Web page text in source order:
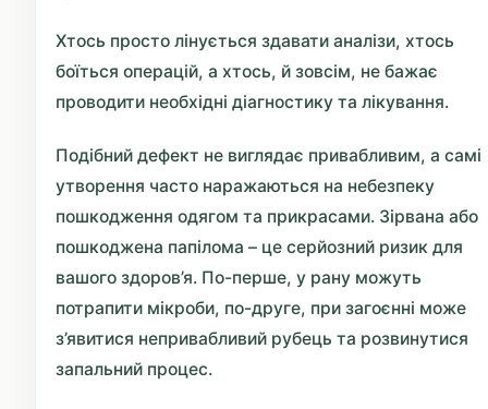
Хтось просто лінується здавати аналізи, хтось
боїться операцій, а хтось, й зовсім, не бажає
проводити необхідні діагностику та лікування.
Подібний дефект не виглядає привабливим, а самі
утворення часто наражаються на небезпеку
пошкодження одягом та прикрасами. Зірвана або
пошкоджена папілома – це серйозний ризик для
вашого здоров’я. По-перше, у рану можуть
потрапити мікроби, по-друге, при загоєнні може
з’явитися непривабливий рубець та розвинутися
запальний процес.